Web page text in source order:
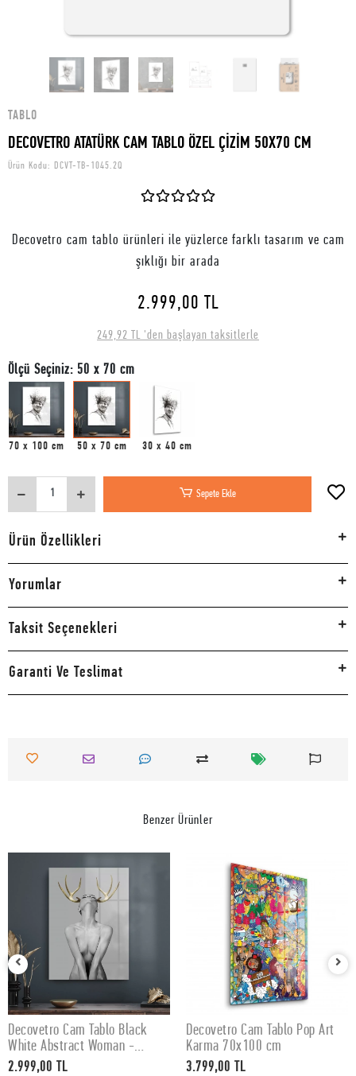
TABLO
DECOVETRO ATATÜRK CAM TABLO ÖZEL ÇİZİM 50X70 CM
Ürün Kodu: DCVT-TB-1045.2Q
Decovetro cam tablo ürünleri ile yüzlerce farklı tasarım ve cam
şıklığı bir arada
2.999,00 TL
249,92 TL 'den başlayan taksitlerle
Ölçü Seçiniz: 50 x 70 cm
70 x 100 cm 50 x 70 cm 30 x 40 cm
Sepete Ekle
Ürün Özellikleri
Yorumlar
Taksit Seçenekleri
Garanti Ve Teslimat
Benzer Ürünler
SEPETE EKLE
Decovetro Cam Tablo Black
White Abstract Woman -
50x70 cm
2.999,00 TL
SEPETE EKLE
Decovetro Cam Tablo Pop Art
Karma 70x100 cm
3.799,00 TL